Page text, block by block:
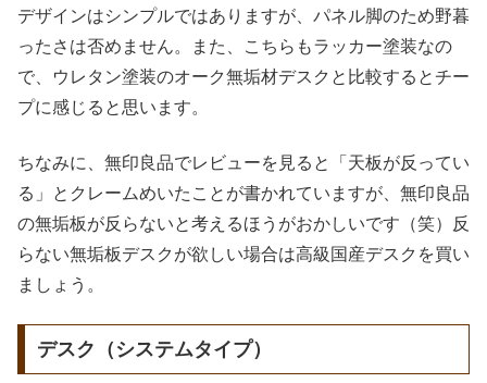
デザインはシンプルではありますが、パネル脚のため野暮
ったさは否めません。また、こちらもラッカー塗装なの
で、ウレタン塗装のオーク無垢材デスクと比較するとチー
プに感じると思います。
ちなみに、無印良品でレビューを見ると「天板が反ってい
る」とクレームめいたことが書かれていますが、無印良品
の無垢板が反らないと考えるほうがおかしいです（笑）反
らない無垢板デスクが欲しい場合は高級国産デスクを買い
ましょう。
デスク（システムタイプ）